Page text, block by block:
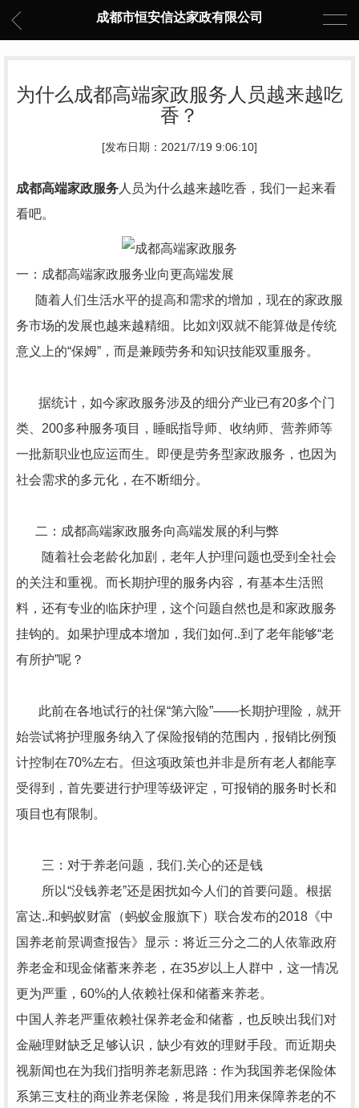
成都市恒安信达家政有限公司
为什么成都高端家政服务人员越来越吃
香？
[发布日期：2021/7/19 9:06:10]
成都高端家政服务 人员为什么越来越吃香，我们一起来看
看吧。
一：成都高端家政服务业向更高端发展
随着人们生活水平的提高和需求的增加，现在的家政服
务市场的发展也越来越精细。比如刘双就不能算做是传统
意义上的“保姆”，而是兼顾劳务和知识技能双重服务。
据统计，如今家政服务涉及的细分产业已有20多个门
类、200多种服务项目，睡眠指导师、收纳师、营养师等
一批新职业也应运而生。即便是劳务型家政服务，也因为
社会需求的多元化，在不断细分。
二：成都高端家政服务向高端发展的利与弊
随着社会老龄化加剧，老年人护理问题也受到全社会
的关注和重视。而长期护理的服务内容，有基本生活照
料，还有专业的临床护理，这个问题自然也是和家政服务
挂钩的。如果护理成本增加，我们如何..到了老年能够“老
有所护”呢？
此前在各地试行的社保“第六险”——长期护理险，就开
始尝试将护理服务纳入了保险报销的范围内，报销比例预
计控制在70%左右。但这项政策也并非是所有老人都能享
受得到，首先要进行护理等级评定，可报销的服务时长和
项目也有限制。
三：对于养老问题，我们.关心的还是钱
所以“没钱养老”还是困扰如今人们的首要问题。根据
富达..和蚂蚁财富（蚂蚁金服旗下）联合发布的2018《中
国养老前景调查报告》显示：将近三分之二的人依靠政府
养老金和现金储蓄来养老，在35岁以上人群中，这一情况
更为严重，60%的人依赖社保和储蓄来养老。
中国人养老严重依赖社保养老金和储蓄，也反映出我们对
金融理财缺乏足够认识，缺少有效的理财手段。而近期央
视新闻也在为我们指明养老新思路：作为我国养老保险体
系第三支柱的商业养老保险，将是我们用来保障养老的不